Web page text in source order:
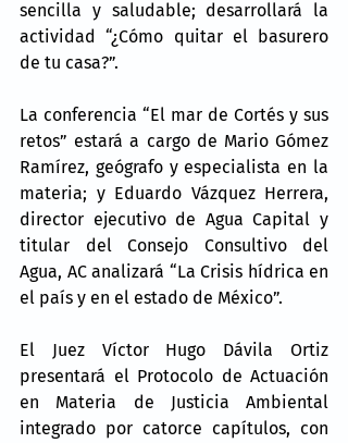
sencilla y saludable; desarrollará la
actividad “¿Cómo quitar el basurero
de tu casa?”.
La conferencia “El mar de Cortés y sus
retos” estará a cargo de Mario Gómez
Ramírez, geógrafo y especialista en la
materia; y Eduardo Vázquez Herrera,
director ejecutivo de Agua Capital y
titular del Consejo Consultivo del
Agua, AC analizará “La Crisis hídrica en
el país y en el estado de México”.
El Juez Víctor Hugo Dávila Ortiz
presentará el Protocolo de Actuación
en Materia de Justicia Ambiental
integrado por catorce capítulos, con